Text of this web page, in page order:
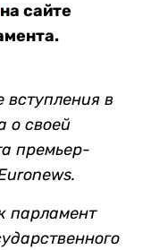
на сайте
вступления в
о своей
премьер-
парламент